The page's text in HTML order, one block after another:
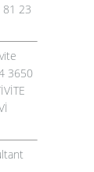
81 23
3650